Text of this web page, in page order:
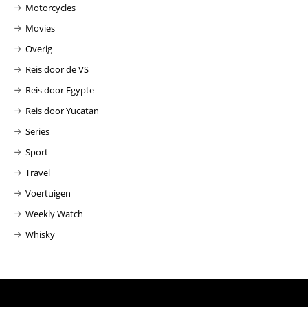
Motorcycles
Movies
Overig
Reis door de VS
Reis door Egypte
Reis door Yucatan
Series
Sport
Travel
Voertuigen
Weekly Watch
Whisky